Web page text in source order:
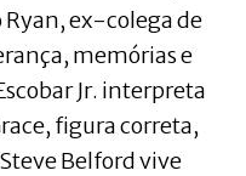
ex-colega de
memórias e
Jr. interpreta
figura correta,
Belford vive